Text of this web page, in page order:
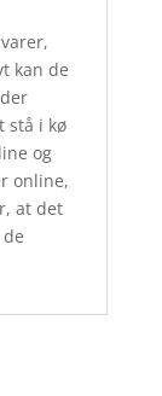
kan de
stå i kø
og
online,
at det